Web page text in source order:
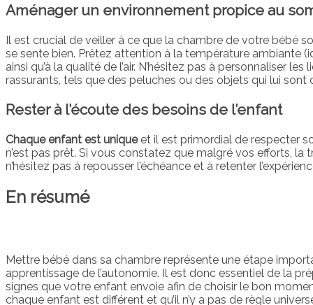
Aménager un environnement propice au
Il est crucial de veiller à ce que la chambre de votre bébé
se sente bien. Prêtez attention à la température ambiante
ainsi qu’à la qualité de l’air. N’hésitez pas à personnaliser
rassurants, tels que des peluches ou des objets qui lui sont
Rester à l’écoute des besoins de l’enfant
Chaque enfant est uniqueet il est primordial de respecter
n’est pas prêt. Si vous constatez que malgré vos efforts, la
n’hésitez pas à repousser l’échéance et à retenter
En résumé
Mettre bébé dans sa chambre représente une étape
apprentissage de l’autonomie. Il est donc essentiel de la
signes que votre enfant envoie afin de choisir le bon
chaque enfant est différent et qu’il n’y a pas de règle